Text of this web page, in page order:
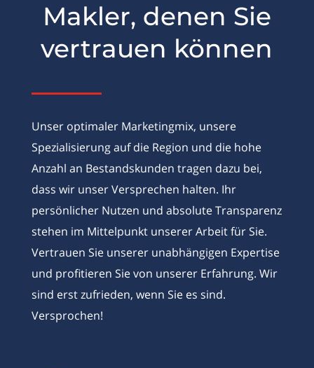
Makler, denen Sie
vertrauen können
Unser optimaler Marketingmix, unsere
Spezialisierung auf die Region und die hohe
Anzahl an Bestandskunden tragen dazu bei,
dass wir unser Versprechen halten. Ihr
persönlicher Nutzen und absolute Transparenz
stehen im Mittelpunkt unserer Arbeit für Sie.
Vertrauen Sie unserer unabhängigen Expertise
und profitieren Sie von unserer Erfahrung. Wir
sind erst zufrieden, wenn Sie es sind.
Versprochen!